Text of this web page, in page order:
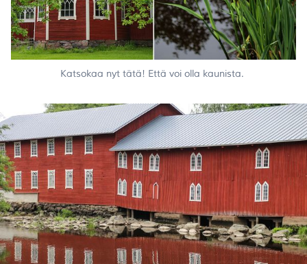
Katsokaa nyt tätä! Että voi olla kaunista.